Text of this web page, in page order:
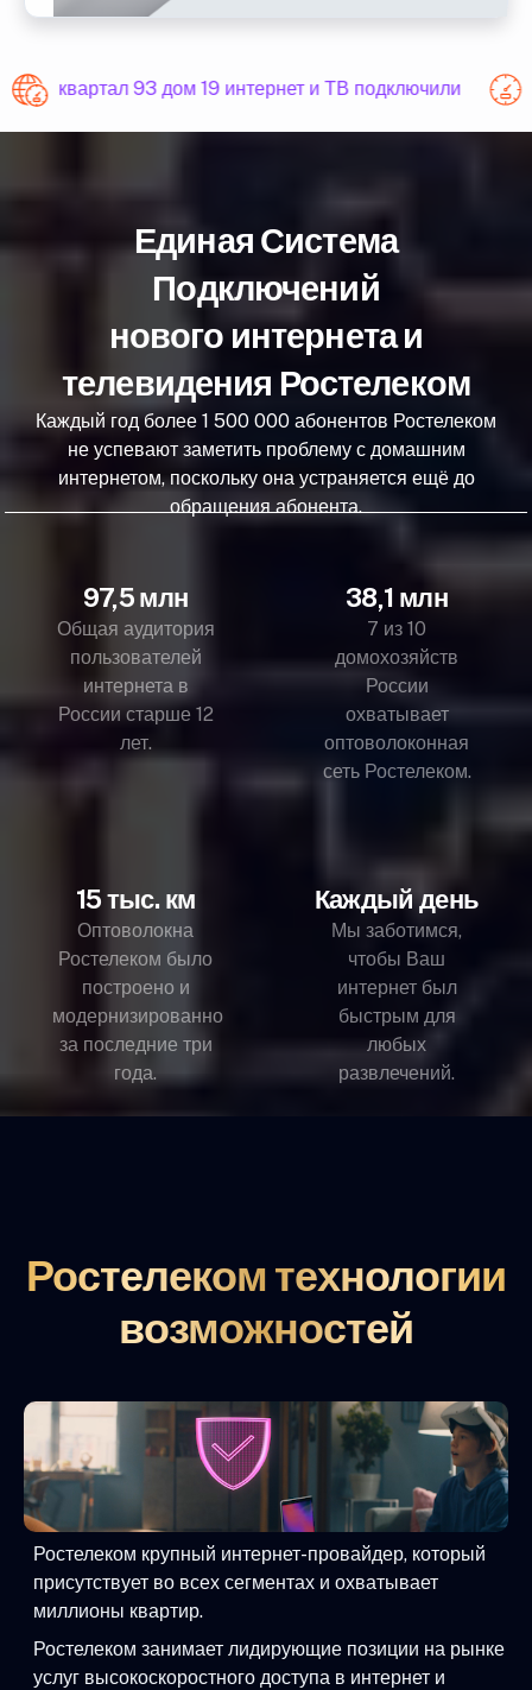
квартал 93 дом 19 интернет и ТВ подключили
Единая Система
Подключений
нового интернета и
телевидения Ростелеком
Каждый год более 1 500 000 абонентов Ростелеком
не успевают заметить проблему с домашним
интернетом, поскольку она устраняется ещё до
обращения абонента.
97,5 млн
Общая аудитория
пользователей
интернета в
России старше 12
лет.
38,1 млн
7 из 10
домохозяйств
России
охватывает
оптоволоконная
сеть Ростелеком.
15 тыс. км
Оптоволокна
Ростелеком было
построено и
модернизированно
за последние три
года.
Каждый день
Мы заботимся,
чтобы Ваш
интернет был
быстрым для
любых
развлечений.
Ростелеком технологии
возможностей
Ростелеком крупный интернет-провайдер, который
присутствует во всех сегментах и охватывает
миллионы квартир.
Ростелеком занимает лидирующие позиции на рынке
услуг высокоскоростного доступа в интернет и